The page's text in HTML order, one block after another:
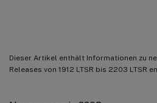
Dieser Artikel enthält Informationen zu
Releases von 1912 LTSR bis 2203 LTSR